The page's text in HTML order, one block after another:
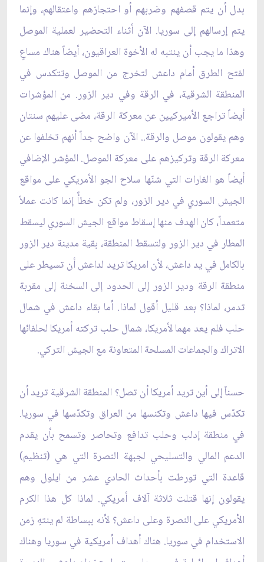
بدل أن يتم قصفهم وضربهم أو احتجازهم واعتقالهم، وإنما
يتم إرسالهم إلى سوريا. الآن أثناء التحضير لعملية الموصل
وهذا ما يجب أن ينتبه له الأخوة العراقيون، أيضاً هناك مساعٍ
لفتح الطرق أمام داعش لتخرج من الموصل وتتكدس في
المنطقة الشرقية، في الرقة وفي دير الزور. من المؤشرات
أيضاً تراجع الأميركيين عن معركة الرقة، مضى عليهم سنتان
وهم يقولون موصل والرقة.. الآن واضح جداً أنهم تخلفوا عن
معركة الرقة وتركيزهم على معركة الموصل. المؤشر الإضافي
أيضاً هو الغارات التي شنّها سلاح الجو الأمريكي على مواقع
الجيش السوري في دير الزور، ولم تكن خطأً إنما كانت عملاً
متعمداً، كان الهدف منها إسقاط مواقع الجيش السوري ليسقط
المطار في دير الزور ولتسقط المنطقة، بقية مدينة دير الزور
بالكامل في يد داعش، لأن امريكا تريد لداعش أن تسيطر على
منطقة الرقة ودير الزور إلى الحدود إلى السخنة إلى مقربة
تدمر، لماذا؟ بعد قليل أقول لماذا. أما بقاء داعش في شمال
حلب فلم يعد مهما لأمريكا، شمال حلب تركته أمريكا لحلفائها
الاتراك والجماعات المسلحة المتعاونة مع الجيش التركي.
حسناً إلى أين تريد أمريكا أن تصل؟ المنطقة الشرقية تريد أن
تكدّس فيها داعش وتكنسها من العراق وتكدّسها في سوريا.
في منطقة إدلب وحلب تدافع وتحاصر وتسمح بأن يقدم
الدعم المالي والتسليحي لجبهة النصرة التي هي (تنظيم)
قاعدة التي تورطت بأحداث الحادي عشر من ايلول وهم
يقولون إنها قتلت ثلاثة آلاف أمريكي. لماذا كل هذا الكرم
الأمريكي على النصرة وعلى داعش؟ لأنه ببساطة لم ينتهِ زمن
الاستخدام في سوريا. هناك أهداف أمريكية في سوريا وهناك